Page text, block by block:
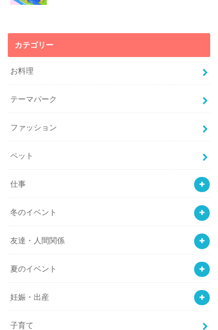
カテゴリー
お料理
テーマパーク
ファッション
ペット
仕事
冬のイベント
友達・人間関係
夏のイベント
妊娠・出産
子育て